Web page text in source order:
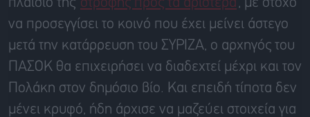
πλαίσιο της στροφής προς τα αριστερά
, με στόχο
να προσεγγίσει το κοινό που έχει μείνει άστεγο
μετά την κατάρρευση του ΣΥΡΙΖΑ, ο αρχηγός του
ΠΑΣΟΚ θα επιχειρήσει να διαδεχτεί μέχρι και τον
Πολάκη στον δημόσιο βίο. Και επειδή τίποτα δεν
μένει κρυφό, ήδη άρχισε να μαζεύει στοιχεία για